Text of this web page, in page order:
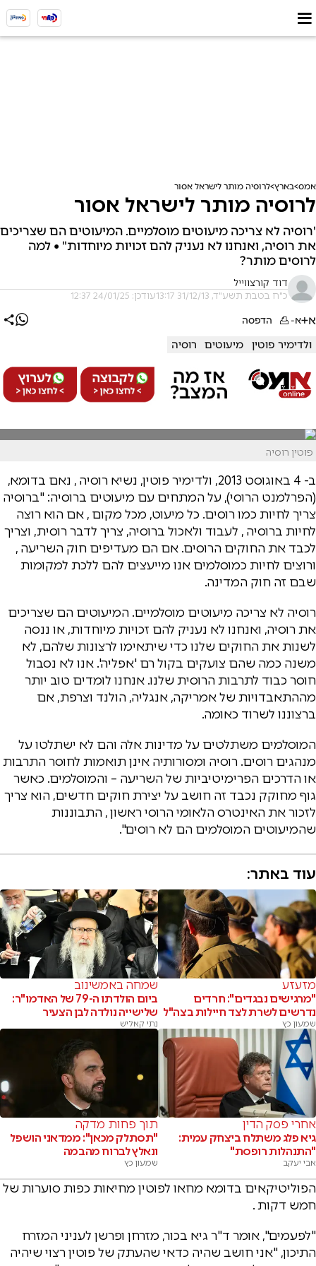
אמס בארץ לרוסיה מותר לישראל אסור
לרוסיה מותר לישראל אסור
'רוסיה לא צריכה מיעוטים מוסלמיים. המיעוטים הם שצריכים
את רוסיה, ואנחנו לא נעניק להם זכויות מיוחדות" • למה
לרוסים מותר?
דוד קורצווייל
כ"ח בטבת תשע"ד, 31/12/13 13:17 עודכן: 24/01/25 12:37
א+א- הדפסה
ולדימיר פוטין מיעוטים רוסיה
פוטין רוסיה
ב- 4 באוגוסט 2013, ולדימיר פוטין, נשיא רוסיה , נאם בדומא,
(הפרלמנט הרוסי), על המתחים עם מיעוטים ברוסיה: "ברוסיה
צריך לחיות כמו רוסים. כל מיעוט, מכל מקום , אם הוא רוצה
לחיות ברוסיה , לעבוד ולאכול ברוסיה, צריך לדבר רוסית, וצריך
לכבד את החוקים הרוסים. אם הם מעדיפים חוק השריעה ,
ורוצים לחיות כמוסלמים אנו מייעצים להם ללכת למקומות
שבם זה חוק המדינה.
רוסיה לא צריכה מיעוטים מוסלמיים. המיעוטים הם שצריכים
את רוסיה, ואנחנו לא נעניק להם זכויות מיוחדות, או ננסה
לשנות את החוקים שלנו כדי שיתאימו לרצונות שלהם, לא
משנה כמה שהם צועקים בקול רם 'אפליה'. אנו לא נסבול
חוסר כבוד לתרבות הרוסית שלנו. אנחנו לומדים טוב יותר
מההתאבדויות של אמריקה, אנגליה, הולנד וצרפת, אם
ברצוננו לשרוד כאומה.
המוסלמים משתלטים על מדינות אלה והם לא ישתלטו על
מנהגים רוסים. רוסיה ומסורותיה אינן תואמות לחוסר התרבות
או הדרכים הפרימיטיביות של השריעה – והמוסלמים. כאשר
גוף מחוקק נכבד זה חושב על יצירת חוקים חדשים, הוא צריך
לזכור את האינטרס הלאומי הרוסי ראשון , התבוננות
שהמיעוטים המוסלמים הם לא רוסים".
עוד באתר:
מזעזע
"מרגישים נבגדים": חרדים
נדרשים לשרת לצד חיילות בצה"ל
שמעון כץ
שמחה באמשינוב
ביום הולדתו ה-79 של האדמו"ר:
שלישייה נולדה לבן הצעיר
נתי קאליש
אחרי פסק הדין
גיא פלג משתלח ביצחק עמית:
"התנהלות רופסת"
אבי יעקב
תוך פחות מדקה
"תסתלק מכאן": ממדאני הושפל
ונאלץ לברוח מהבמה
שמעון כץ
הפוליטיקאים בדומא מחאו לפוטין מחיאות כפות סוערות של
חמש דקות .
"לפעמים", אומר ד"ר גיא בכור, מזרחן ופרשן לעניני המזרח
התיכון, "אני חושב שהיה כדאי שהעתק של פוטין רצוי שיהיה